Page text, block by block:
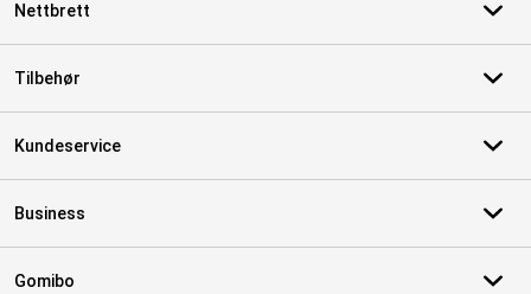
Nettbrett
Tilbehør
Kundeservice
Business
Gomibo